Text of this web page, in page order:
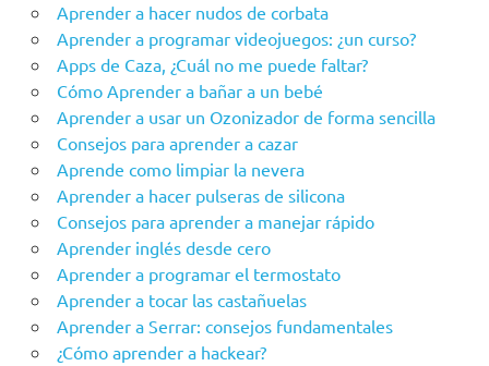
Aprender a hacer nudos de corbata
Aprender a programar videojuegos: ¿un curso?
Apps de Caza, ¿Cuál no me puede faltar?
Cómo Aprender a bañar a un bebé
Aprender a usar un Ozonizador de forma sencilla
Consejos para aprender a cazar
Aprende como limpiar la nevera
Aprender a hacer pulseras de silicona
Consejos para aprender a manejar rápido
Aprender inglés desde cero
Aprender a programar el termostato
Aprender a tocar las castañuelas
Aprender a Serrar: consejos fundamentales
¿Cómo aprender a hackear?